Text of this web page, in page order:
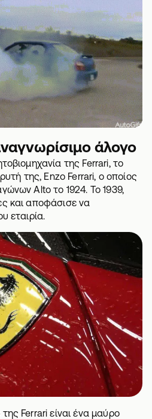
άλογο
της Ferrari, το
της, Enzo Ferrari, ο οποίος
Alto το 1924. Το 1939,
και αποφάσισε να
εταιρία.
Ferrari είναι ένα μαύρο